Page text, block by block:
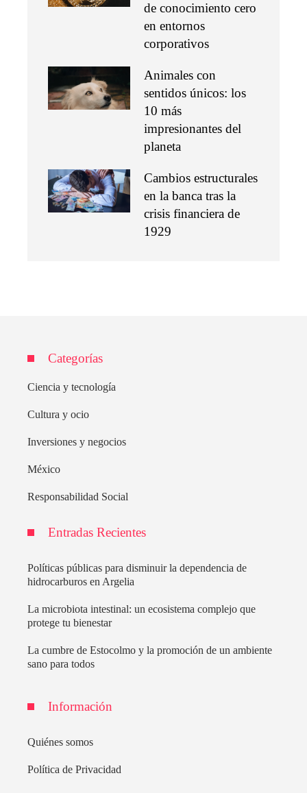
de conocimiento cero
en entornos
corporativos
Animales con
sentidos únicos: los
10 más
impresionantes del
planeta
Cambios estructurales
en la banca tras la
crisis financiera de
1929
Categorías
Ciencia y tecnología
Cultura y ocio
Inversiones y negocios
México
Responsabilidad Social
Entradas Recientes
Políticas públicas para disminuir la dependencia de
hidrocarburos en Argelia
La microbiota intestinal: un ecosistema complejo que
protege tu bienestar
La cumbre de Estocolmo y la promoción de un ambiente
sano para todos
Información
Quiénes somos
Política de Privacidad